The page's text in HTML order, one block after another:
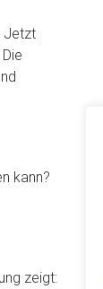
Jetzt
kann?
zeigt: